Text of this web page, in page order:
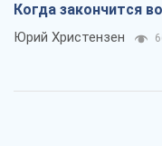
Когда закончится
Юрий Христензен